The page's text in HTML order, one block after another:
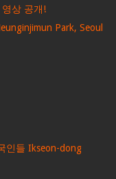
상 공개!
Park, Seoul
인들 Ikseon-dong